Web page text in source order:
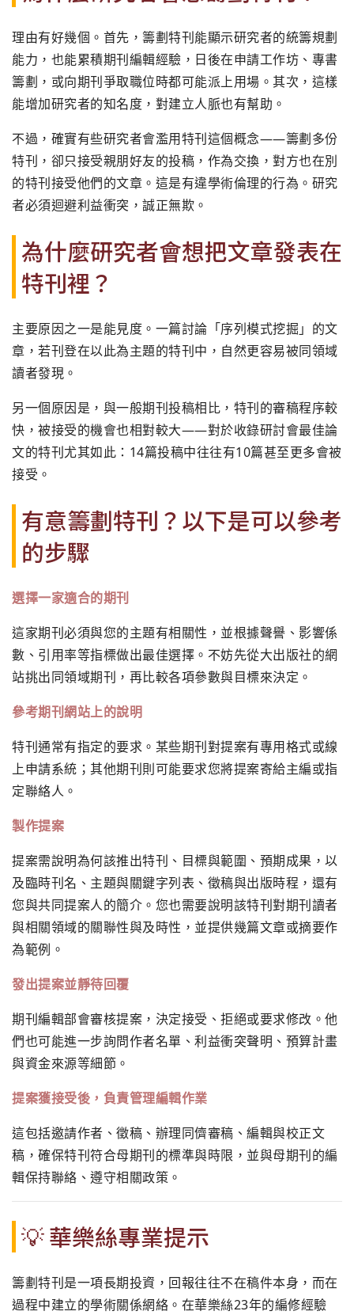
理由有好幾個。首先，籌劃特刊能顯示研究者的統籌規劃
能力，也能累積期刊編輯經驗，日後在申請工作坊、專書
籌劃，或向期刊爭取職位時都可能派上用場。其次，這樣
能增加研究者的知名度，對建立人脈也有幫助。
不過，確實有些研究者會濫用特刊這個概念——籌劃多份
特刊，卻只接受親朋好友的投稿，作為交換，對方也在別
的特刊接受他們的文章。這是有違學術倫理的行為。研究
者必須迴避利益衝突，誠正無欺。
為什麼研究者會想把文章發表在
特刊裡？
主要原因之一是能見度。一篇討論「序列模式挖掘」的文
章，若刊登在以此為主題的特刊中，自然更容易被同領域
讀者發現。
另一個原因是，與一般期刊投稿相比，特刊的審稿程序較
快，被接受的機會也相對較大——對於收錄研討會最佳論
文的特刊尤其如此：14篇投稿中往往有10篇甚至更多會被
接受。
有意籌劃特刊？以下是可以參考
的步驟
選擇一家適合的期刊
這家期刊必須與您的主題有相關性，並根據聲譽、影響係
數、引用率等指標做出最佳選擇。不妨先從大出版社的網
站挑出同領域期刊，再比較各項參數與目標來決定。
參考期刊網站上的說明
特刊通常有指定的要求。某些期刊對提案有專用格式或線
上申請系統；其他期刊則可能要求您將提案寄給主編或指
定聯絡人。
製作提案
提案需說明為何該推出特刊、目標與範圍、預期成果，以
及臨時刊名、主題與關鍵字列表、徵稿與出版時程，還有
您與共同提案人的簡介。您也需要說明該特刊對期刊讀者
與相關領域的關聯性與及時性，並提供幾篇文章或摘要作
為範例。
發出提案並靜待回覆
期刊編輯部會審核提案，決定接受、拒絕或要求修改。他
們也可能進一步詢問作者名單、利益衝突聲明、預算計畫
與資金來源等細節。
提案獲接受後，負責管理編輯作業
這包括邀請作者、徵稿、辦理同儕審稿、編輯與校正文
稿，確保特刊符合母期刊的標準與時限，並與母期刊的編
輯保持聯絡、遵守相關政策。
💡 華樂絲專業提示
籌劃特刊是一項長期投資，回報往往不在稿件本身，而在
過程中建立的學術關係網絡。在華樂絲23年的編修經驗